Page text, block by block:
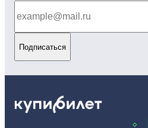
Подписаться